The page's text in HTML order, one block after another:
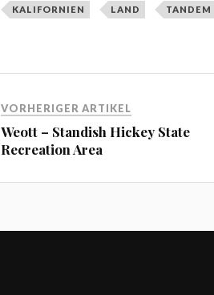
KALIFORNIEN LAND TANDEM
VORHERIGER ARTIKEL
Weott – Standish Hickey State
Recreation Area